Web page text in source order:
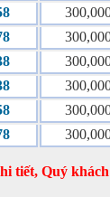
tiết, Quý